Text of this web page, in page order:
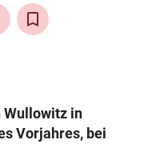
Wullowitz in
Vorjahres, bei